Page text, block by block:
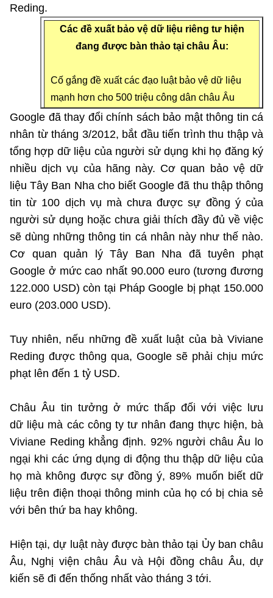
BỘ KHOA HỌC VÀ CÔNG NGHỆ
MINISTRY OF SCIENCE AND TECHNOLOGY
Điều khoản sử dụng Theo dõi MST: Góp ý
Cơ quan chủ quản: Bộ Khoa học và Công nghệ (MST)
Chịu trách nhiệm nội dung: Nguyễn Thị Hải Hằng
Giám đốc Trung tâm Truyền thông Khoa học và Công nghệ.
Liên hệ
Địa chỉ: Ban Biên tập Cổng TTĐT - 18 Nguyễn Du, TP. Hà Nội
Điện thoại: 024 3936 9506
Email: stc@mst.gov.vn
©2026 Bản quyền thuộc Bộ Khoa Học và Công Nghệ
(Ghi rõ nguồn "https://mst.gov.vn" khi phát hành lại thông tin từ
website này)
Reding.
Các đề xuất bảo vệ dữ liệu riêng tư hiện
đang được bàn thảo tại châu Âu:
Cố gắng đề xuất các đạo luật bảo vệ dữ liệu
mạnh hơn cho 500 triệu công dân châu Âu
Sẽ có một điều khoản ngăn chặn việc chia sẻ
dữ liệu châu Âu với một nước khác căn cứ
trên các cáo buộc của Edward Snowden.
Công dân có quyền xóa dữ liệu cá nhân
Yêu cầu các công ty giải thích việc sử dụng
thông tin cá nhân và phải được sự đồng ý
trước của chủ sở hữu thông tin này.
Các doanh nghiệp phải có chức danh liên
quan đến bảo vệ dữ liệu
Google đã thay đổi chính sách bảo mật thông tin cá
nhân từ tháng 3/2012, bắt đầu tiến trình thu thập và
tổng hợp dữ liệu của người sử dụng khi họ đăng ký
nhiều dịch vụ của hãng này. Cơ quan bảo vệ dữ
liệu Tây Ban Nha cho biết Google đã thu thập thông
tin từ 100 dịch vụ mà chưa được sự đồng ý của
người sử dụng hoặc chưa giải thích đầy đủ về việc
sẽ dùng những thông tin cá nhân này như thế nào.
Cơ quan quản lý Tây Ban Nha đã tuyên phạt
Google ở mức cao nhất 90.000 euro (tương đương
122.000 USD) còn tại Pháp Google bị phạt 150.000
euro (203.000 USD).
Tuy nhiên, nếu những đề xuất luật của bà Viviane
Reding được thông qua, Google sẽ phải chịu mức
phạt lên đến 1 tỷ USD.
Châu Âu tin tưởng ở mức thấp đối với việc lưu
dữ liệu mà các công ty tư nhân đang thực hiện, bà
Viviane Reding khẳng định. 92% người châu Âu lo
ngại khi các ứng dụng di động thu thập dữ liệu của
họ mà không được sự đồng ý, 89% muốn biết dữ
liệu trên điện thoại thông minh của họ có bị chia sẻ
với bên thứ ba hay không.
Hiện tại, dự luật này được bàn thảo tại Ủy ban châu
Âu, Nghị viện châu Âu và Hội đồng châu Âu, dự
kiến sẽ đi đến thống nhất vào tháng 3 tới.